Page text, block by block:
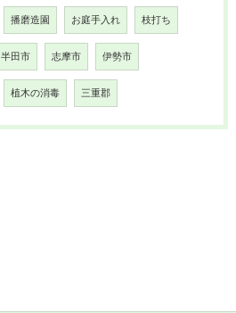
播磨造園 お庭手入れ 枝打ち
半田市 志摩市 伊勢市
植木の消毒 三重郡